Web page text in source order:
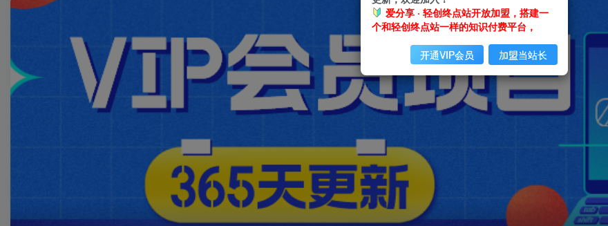
爱分享 · 轻创终点站开放加盟，搭建一
个和轻创终点站一样的知识付费平台，
开通VIP会员 加盟当站长